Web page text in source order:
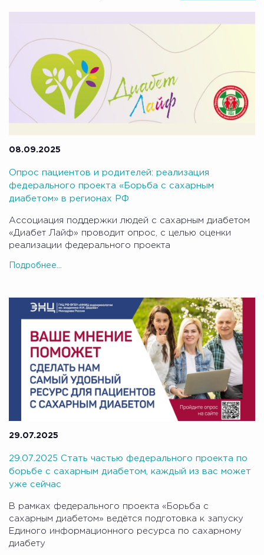
08.09.2025
Опрос пациентов и родителей: реализация
федерального проекта «Борьба с сахарным
диабетом» в регионах РФ
Ассоциация поддержки людей с сахарным диабетом
«Диабет Лайф» проводит опрос, с целью оценки
реализации федерального проекта
Подробнее...
29.07.2025
29.07.2025 Стать частью федерального проекта по
борьбе с сахарным диабетом, каждый из вас может
уже сейчас
В рамках федерального проекта «Борьба с
сахарным диабетом» ведётся подготовка к запуску
Единого информационного ресурса по сахарному
диабету